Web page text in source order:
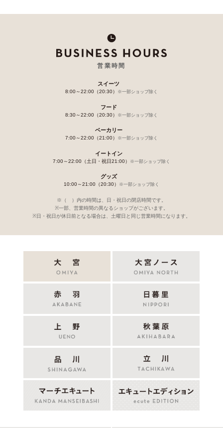
営業時間
スイーツ
8:00～22:00（20:30） ※一部ショップ除く
フード
8:30～22:00（20:30） ※一部ショップ除く
ベーカリー
7:00～22:00（21:00） ※一部ショップ除く
イートイン
7:00～22:00（土日・祝日21:00） ※一部ショップ除く
グッズ
10:00～21:00（20:30） ※一部ショップ除く
※（ ）内の時間は、日・祝日の閉店時間です。
※一部、営業時間の異なるショップがございます。
※日・祝日が休日前となる場合は、土曜日と同じ営業時間になります。